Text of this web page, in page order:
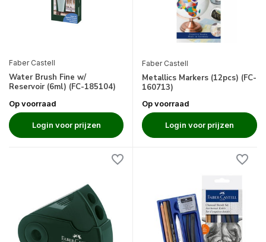
Faber Castell
Water Brush Fine w/
Reservoir (6ml) (FC-185104)
Op voorraad
Login voor prijzen
Faber Castell
Metallics Markers (12pcs) (FC-
160713)
Op voorraad
Login voor prijzen